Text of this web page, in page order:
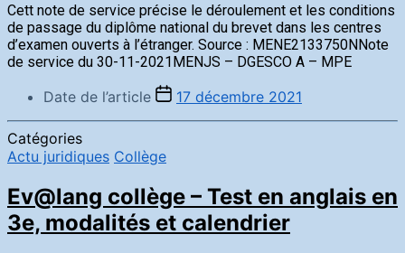
Cett note de service précise le déroulement et les conditions
de passage du diplôme national du brevet dans les centres
d’examen ouverts à l’étranger. Source : MENE2133750NNote
de service du 30-11-2021MENJS – DGESCO A – MPE
Date de l’article 17 décembre 2021
Catégories
Actu juridiques Collège
Ev@lang collège – Test en anglais en
3e, modalités et calendrier